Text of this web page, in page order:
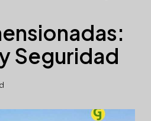
Seguridad